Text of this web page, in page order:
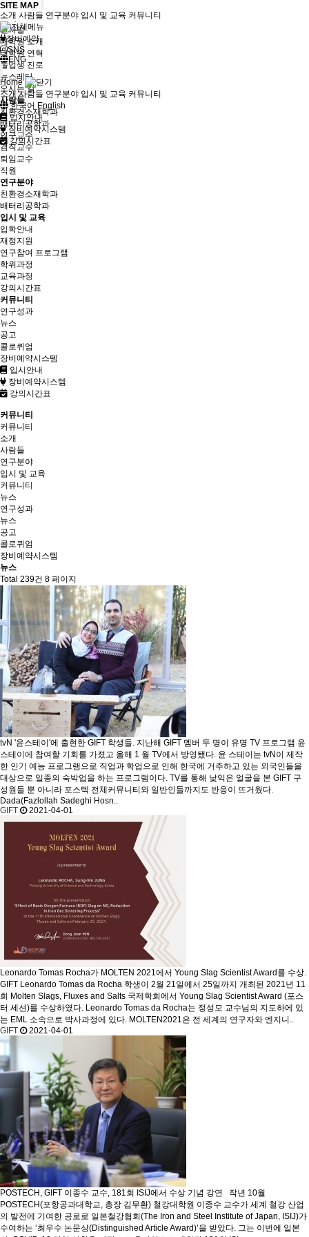
SITE MAP
소개
인사말
대학원 소개
대학원 연혁
졸업생 진로
뉴스레터
오시는 길
사람들
친환경소재학과
배터리공학과
연구교수
겸직교수
퇴임교수
직원
연구분야
친환경소재학과
배터리공학과
입시 및 교육
입학안내
재정지원
연구참여 프로그램
학위과정
교육과정
강의시간표
커뮤니티
연구성과
뉴스
공고
콜로퀴엄
장비예약시스템
입시안내
장비예약시스템
강의시간표
소개 사람들 연구분야 입시 및 교육 커뮤니티
장비예약
SNS
ENG
Home
소개 사람들 연구분야 입시 및 교육 커뮤니티
한국어 English
입시안내
장비예약시스템
강의시간표
커뮤니티
커뮤니티
소개
사람들
연구분야
입시 및 교육
커뮤니티
뉴스
연구성과
뉴스
공고
콜로퀴엄
장비예약시스템
뉴스
Total 239건 8 페이지
tvN '윤스테이'에 출현한 GIFT 학생들. 지난해 GIFT 멤버 두 명이 유명 TV 프로그램 윤
스테이에 참여할 기회를 가졌고 올해 1 월 TV에서 방영됐다. 윤 스테이는 tvN이 제작
한 인기 예능 프로그램으로 직업과 학업으로 인해 한국에 거주하고 있는 외국인들을
대상으로 일종의 숙박업을 하는 프로그램이다. TV를 통해 낯익은 얼굴을 본 GIFT 구
성원들 뿐 아니라 포스텍 전체커뮤니티와 일반인들까지도 반응이 뜨거웠다.
Dada(Fazlollah Sadeghi Hosn..
GIFT
2021-04-01
Leonardo Tomas Rocha가 MOLTEN 2021에서 Young Slag Scientist Award를 수상.
GIFT Leonardo Tomas da Rocha 학생이 2월 21일에서 25일까지 개최된 2021년 11
회 Molten Slags, Fluxes and Salts 국제학회에서 Young Slag Scientist Award (포스
터 세션)를 수상하였다. Leonardo Tomas da Rocha는 정성모 교수님의 지도하에 있
는 EML 소속으로 박사과정에 있다. MOLTEN2021은 전 세계의 연구자와 엔지니..
GIFT
2021-04-01
POSTECH, GIFT 이종수 교수, 181회 ISIJ에서 수상 기념 강연
작년 10월
POSTECH(포항공과대학교, 총장 김무환) 철강대학원 이종수 교수가 세계 철강 산업
의 발전에 기여한 공로로 일본철강협회(The Iron and Steel Institute of Japan, ISIJ)가
수여하는 ‘최우수 논문상(Distinguished Article Award)’을 받았다. 그는 이번에 일본